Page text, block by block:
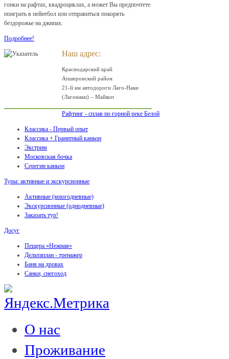
гонки на рафтах, квадроциклах, а может Вы предпочтете
поиграть в пейнтбол или отправиться покорять
бездорожье на джипах.
Подробнее!
Наш адрес:
Краснодарский край
Апшеронский район
21-й км автодороги Лаго-Наки
(Лагонаки) – Майкоп
Рафтинг - сплав по горной реке Белой
Классика - Первый опыт
Классика + Гранитный каньон
Экстрим
Московская бочка
Серегин каньон
Туры: активные и экскурсионные
Активные (многодневные)
Экскурсионные (однодневные)
Заказать тур!
Досуг
Пещера «Нежная»
Дельтаплан - тренажер
Баня на дровах
Cанки, снегоход
О нас
Проживание